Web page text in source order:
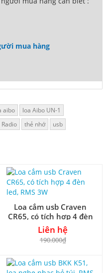
mua hàng
aibo
loa Aibo UN-1
Radio thẻ nhớ usb
Loa cắm usb Craven
CR65, có tích hợp 4 đèn
led, RMS 3W
Liên hệ
190.000₫